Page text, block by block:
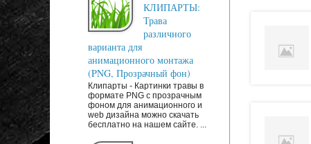
КЛИПАРТЫ:
Трава
различного
варианта для
анимационного монтажа
(PNG, Прозрачный фон)
Клипарты - Картинки травы в
формате PNG с прозрачным
фоном для анимационного и
web дизайна можно скачать
бесплатно на нашем сайте. ...